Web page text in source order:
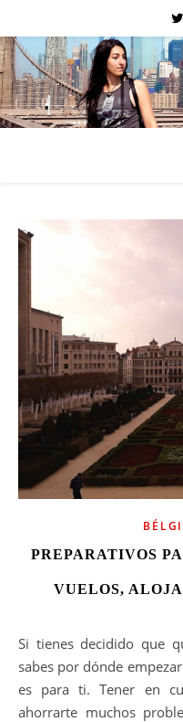
PREPARATIVOS
VUELOS,
Si tienes decidido que
sabes por dónde
es para ti. Tener en
ahorrarte muchos